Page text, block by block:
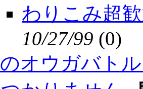
わりこみ超
10/27/99 (0)
のオウガバト